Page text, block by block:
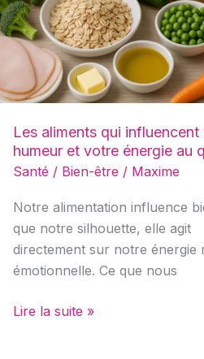
Les aliments qui influencent
humeur et votre énergie au
Santé / Bien-être / Maxime
Notre alimentation influence
que notre silhouette, elle agit
directement sur notre énergie
émotionnelle. Ce que nous
influencent
votre
humeur
votre
au
quotidien
Lire la suite »